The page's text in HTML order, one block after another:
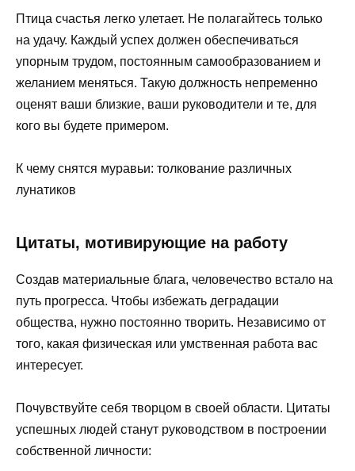
Птица счастья легко улетает. Не полагайтесь только
на удачу. Каждый успех должен обеспечиваться
упорным трудом, постоянным самообразованием и
желанием меняться. Такую должность непременно
оценят ваши близкие, ваши руководители и те, для
кого вы будете примером.
К чему снятся муравьи: толкование различных
лунатиков
Цитаты, мотивирующие на работу
Создав материальные блага, человечество встало на
путь прогресса. Чтобы избежать деградации
общества, нужно постоянно творить. Независимо от
того, какая физическая или умственная работа вас
интересует.
Почувствуйте себя творцом в своей области. Цитаты
успешных людей станут руководством в построении
собственной личности: